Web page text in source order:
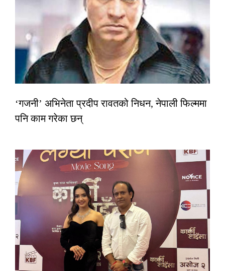
‘गजनी’ अभिनेता प्रदीप रावतको निधन, नेपाली फिल्ममा
पनि काम गरेका छन्